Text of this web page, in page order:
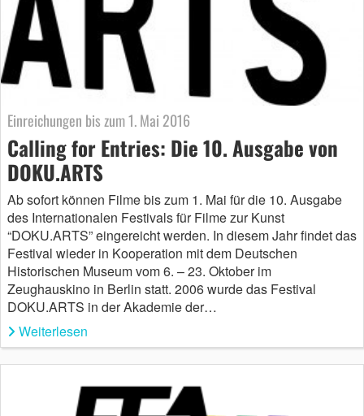
Einreichungen bis zum 1. Mai 2016
Calling for Entries: Die 10. Ausgabe von
DOKU.ARTS
Ab sofort können Filme bis zum 1. Mai für die 10. Ausgabe
des Internationalen Festivals für Filme zur Kunst
“DOKU.ARTS” eingereicht werden. In diesem Jahr findet das
Festival wieder in Kooperation mit dem Deutschen
Historischen Museum vom 6. – 23. Oktober im
Zeughauskino in Berlin statt. 2006 wurde das Festival
DOKU.ARTS in der Akademie der…
Weiterlesen